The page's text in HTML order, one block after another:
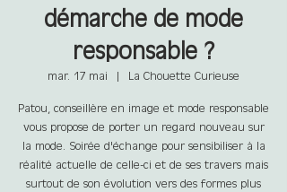
démarche de mode
responsable ?
mar. 17 mai
  |
La Chouette Curieuse
Patou, conseillère en image et mode responsable
vous propose de porter un regard nouveau sur
la mode. Soirée d'échange pour sensibiliser à la
réalité actuelle de celle-ci et de ses travers mais
surtout de son évolution vers des formes plus